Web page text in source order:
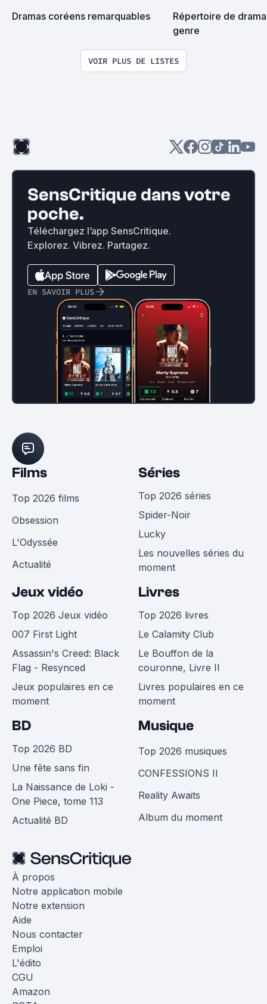
Dramas coréens remarquables
Répertoire de
genre
VOIR PLUS DE LISTES
SensCritique dans votre
poche.
Téléchargez l’app SensCritique.
Explorez. Vibrez. Partagez.
EN SAVOIR PLUS
Films
Top 2026 films
Obsession
L'Odyssée
Actualité
Séries
Top 2026 séries
Spider-Noir
Lucky
Les nouvelles séries du
moment
Jeux vidéo
Top 2026 Jeux vidéo
007 First Light
Assassin's Creed: Black
Flag - Resynced
Jeux populaires en ce
moment
Livres
Top 2026 livres
Le Calamity Club
Le Bouffon de la
couronne, Livre II
Livres populaires en ce
moment
BD
Top 2026 BD
Une fête sans fin
La Naissance de Loki -
One Piece, tome 113
Actualité BD
Musique
Top 2026 musiques
CONFESSIONS II
Reality Awaits
Album du moment
À propos
Notre application mobile
Notre extension
Aide
Nous contacter
Emploi
L'édito
CGU
Amazon